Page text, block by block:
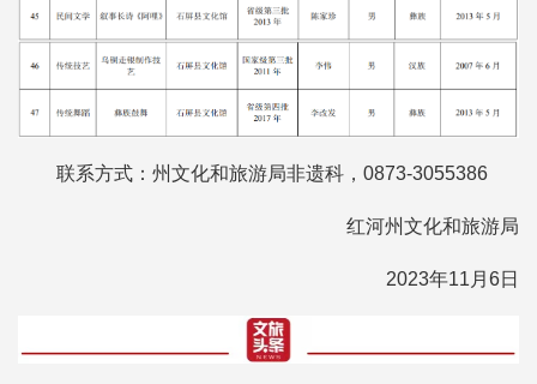
联系方式：州文化和旅游局非遗科，0873-3055386
红河州文化和旅游局
2023年11月6日